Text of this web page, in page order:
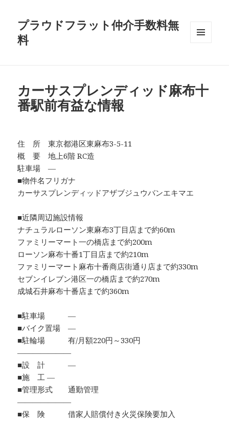
プラウドフラット仲介手数料無
料
カーサスプレンディッド麻布十
番駅前有益な情報
住 所 東京都港区東麻布3-5-11
概 要 地上6階 RC造
駐車場 ―
■物件名フリガナ
カーサスプレンディッドアザブジュウバンエキマエ
■近隣周辺施設情報
ナチュラルローソン東麻布3丁目店まで約60m
ファミリーマート一の橋店まで約200m
ローソン麻布十番1丁目店まで約210m
ファミリーマート麻布十番商店街通り店まで約330m
セブンイレブン港区一の橋店まで約270m
成城石井麻布十番店まで約360m
■駐車場 ―
■バイク置場 ―
■駐輪場 有/月額220円～330円
―――――――
■設 計 ―
■施 工 ―
■管理形式 通勤管理
―――――――
■保 険 借家人賠償付き火災保険要加入